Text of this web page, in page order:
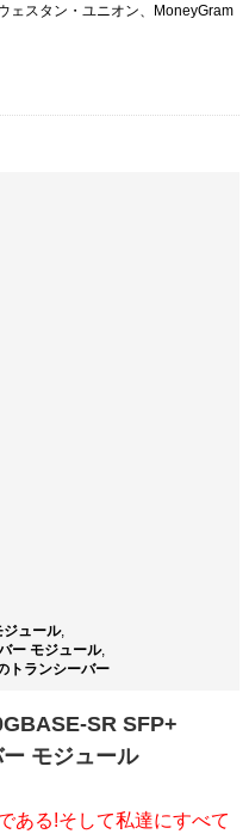
ェスタン・ユニオン、MoneyGram
ュール,
ー モジュール,
トランシーバー
SR SFP+
モジュール
ある!そして私達にすべて